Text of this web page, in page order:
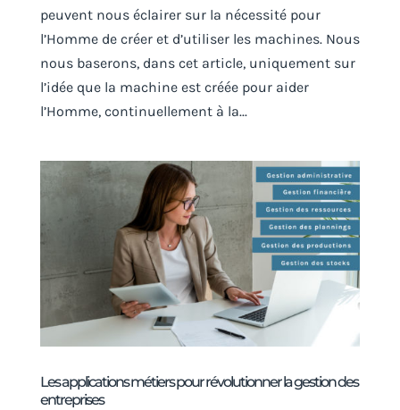
peuvent nous éclairer sur la nécessité pour
l’Homme de créer et d’utiliser les machines. Nous
nous baserons, dans cet article, uniquement sur
l’idée que la machine est créée pour aider
l’Homme, continuellement à la...
Les applications métiers pour révolutionner la gestion des
entreprises